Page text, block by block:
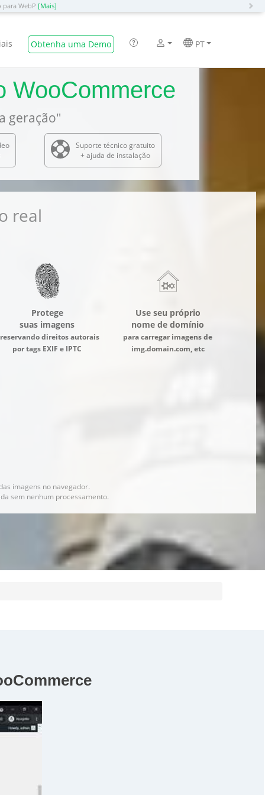
WebP [Mais]
Obtenha uma Demo PT
WooCommerce
geração"
Suporte técnico gratuito
+ ajuda de instalação
real
Protege
suas imagens
direitos autorais
por tags EXIF e IPTC
Use seu próprio
nome de domínio
para carregar imagens de
img.domain.com, etc
imagens no navegador.
sem nenhum processamento.